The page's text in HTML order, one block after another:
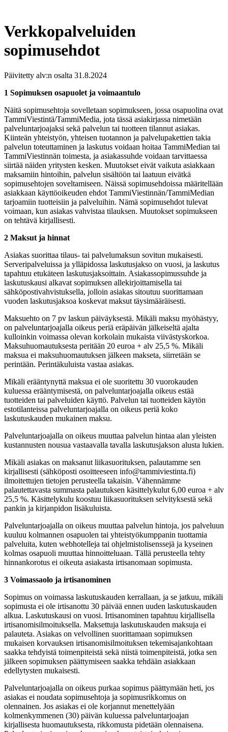
Verkkopalveluiden
sopimusehdot
Päivitetty alv:n osalta 31.8.2024
1 Sopimuksen osapuolet ja voimaantulo
Näitä sopimusehtoja sovelletaan sopimukseen, jossa osapuolina ovat
TammiViestintä/TammiMedia, jota tässä asiakirjassa nimetään
palveluntarjoajaksi sekä palvelun tai tuotteen tilannut asiakas.
Kiinteän yhteistyön, yhteisen tuotannon ja palvelupakettien takia
palvelun toteuttaminen ja laskutus voidaan hoitaa TammiMedian tai
TammiViestinnän toimesta, ja asiakassuhde voidaan tarvittaessa
siirtää näiden yritysten kesken. Muutokset eivät vaikuta asiakkaan
maksamiin hintoihin, palvelun sisältöön tai laatuun eivätkä
sopimusehtojen soveltamiseen. Näissä sopimusehdoissa määritellään
asiakkaan käyttöoikeuden ehdot TammiViestinnän/TammiMedian
tarjoamiin tuotteisiin ja palveluihin. Nämä sopimusehdot tulevat
voimaan, kun asiakas vahvistaa tilauksen. Muutokset sopimukseen
on tehtävä kirjallisesti.
2 Maksut ja hinnat
Asiakas suorittaa tilaus- tai palvelumaksun sovitun mukaisesti.
Serveripalveluissa ja ylläpidossa laskutusjakso on vuosi, ja laskutus
tapahtuu etukäteen laskutusjaksoittain. Asiakassopimussuhde ja
laskutuskausi alkavat sopimuksen allekirjoittamisella tai
sähköpostivahvistuksella, jolloin asiakas sitoutuu suorittamaan
vuoden laskutusjaksoa koskevat maksut täysimääräisesti.
Maksuehto on 7 pv laskun päiväyksestä. Mikäli maksu myöhästyy,
on palveluntarjoajalla oikeus periä eräpäivän jälkeiseltä ajalta
kulloinkin voimassa olevan korkolain mukaista viivästyskorkoa.
Maksuhuomautuksesta peritään 20 euroa + alv 25,5 %. Mikäli
maksua ei maksuhuomautuksen jälkeen makseta, siirretään se
perintään. Perintäkuluista vastaa asiakas.
Mikäli erääntynyttä maksua ei ole suoritettu 30 vuorokauden
kuluessa erääntymisestä, on palveluntarjoajalla oikeus estää
tuotteiden tai palveluiden käyttö. Palvelun tai tuotteiden käytön
estotilanteissa palveluntarjoajalla on oikeus periä koko
laskutuskauden mukainen maksu.
Palveluntarjoajalla on oikeus muuttaa palvelun hintaa alan yleisten
kustannusten nousua vastaavalla tavalla laskutusjakson alusta lukien.
Mikäli asiakas on maksanut liikasuorituksen, palautamme sen
kirjallisesti (sähköposti osoitteeseen info@tammiviestinta.fi)
ilmoitettujen tietojen perusteella takaisin. Vähennämme
palautettavasta summasta palautuksen käsittelykulut 6,00 euroa + alv
25,5 %. Käsittelykulu koostuu liikasuorituksen selvityksestä sekä
pankin ja kirjanpidon lisäkuluista.
Palveluntarjoajalla on oikeus muuttaa palvelun hintoja, jos palveluun
kuuluu kolmannen osapuolen tai yhteistyökumppanin tuottamia
palveluita, kuten webhotelleja tai ohjelmistolisenssejä ja kyseinen
kolmas osapuoli muuttaa hinnoitteluaan. Tällä perusteella tehty
hinnankorotus ei oikeuta asiakasta irtisanomaan sopimusta.
3 Voimassaolo ja irtisanominen
Sopimus on voimassa laskutuskauden kerrallaan, ja se jatkuu, mikäli
sopimusta ei ole irtisanottu 30 päivää ennen uuden laskutuskauden
alkua. Laskutuskausi on vuosi. Irtisanominen tapahtuu kirjallisella
irtisanomisilmoituksella. Maksettuja laskutuskauden maksuja ei
palauteta. Asiakas on velvollinen suorittamaan sopimuksen
mukaisen korvauksen irtisanomisilmoituksen tekemisajankohtaan
saakka tehdyistä toimenpiteistä sekä niistä toimenpiteistä, jotka sen
jälkeen sopimuksen päättymiseen saakka tehdään asiakkaan
edellytysten mukaisesti.
Palveluntarjoajalla on oikeus purkaa sopimus päättymään heti, jos
asiakas ei noudata sopimusehtoja ja sopimusrikkomus on
olennainen. Jos asiakas ei ole korjannut menettelyään
kolmenkymmenen (30) päivän kuluessa palveluntarjoajan
kirjallisesta huomautuksesta, rikkomusta pidetään olennaisena.